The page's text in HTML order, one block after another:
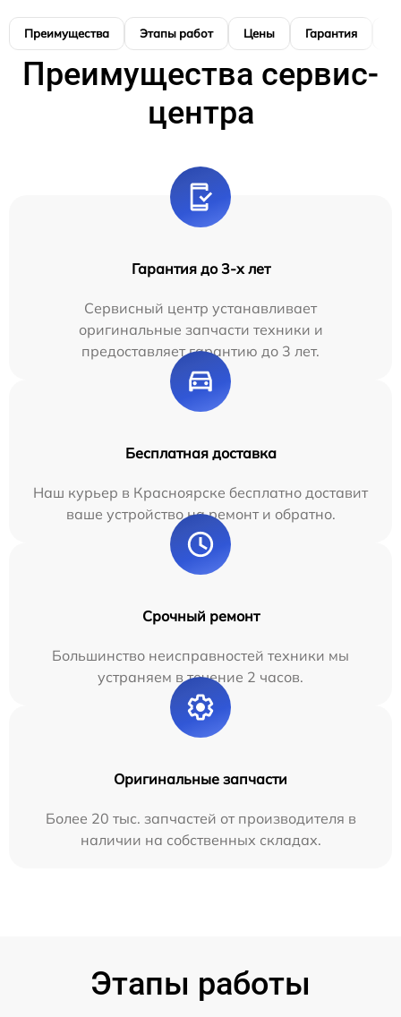
Преимущества Этапы работ Цены Гарантия
Преимущества сервис-
центра
Гарантия до 3-х лет
Сервисный центр устанавливает
оригинальные запчасти техники и
предоставляет гарантию до 3 лет.
Бесплатная доставка
Наш курьер в Красноярске бесплатно доставит
ваше устройство на ремонт и обратно.
Срочный ремонт
Большинство неисправностей техники мы
устраняем в течение 2 часов.
Оригинальные запчасти
Более 20 тыс. запчастей от производителя в
наличии на собственных складах.
Этапы работы